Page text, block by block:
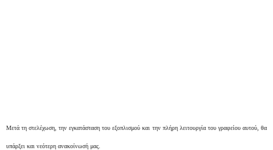
Μετά τη στελέχωση, την εγκατάσταση του εξοπλισμού και την πλήρη λειτουργία του γραφείου αυτού, θα
υπάρξει και νεότερη ανακοίνωσή μας.